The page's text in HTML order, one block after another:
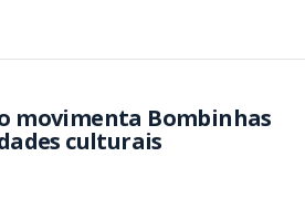
movimenta Bombinhas
culturais